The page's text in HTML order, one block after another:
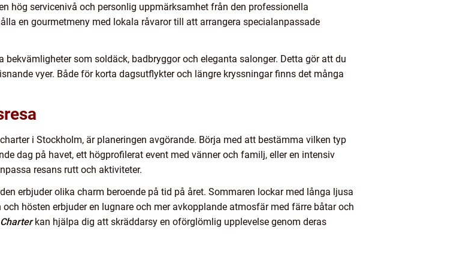
hög servicenivå och personlig uppmärksamhet från den professionella
en gourmetmeny med lokala råvaror till att arrangera specialanpassade
som soldäck, badbryggor och eleganta salonger. Detta gör att du
vyer. Både för korta dagsutflykter och längre kryssningar finns det många
i Stockholm, är planeringen avgörande. Börja med att bestämma vilken typ
dag på havet, ett högprofilerat event med vänner och familj, eller en intensiv
resans rutt och aktiviteter.
erbjuder olika charm beroende på tid på året. Sommaren lockar med långa ljusa
hösten erbjuder en lugnare och mer avkopplande atmosfär med färre båtar och
kan hjälpa dig att skräddarsy en oförglömlig upplevelse genom deras